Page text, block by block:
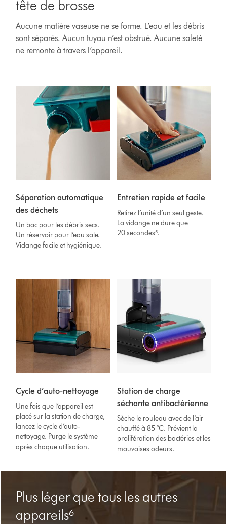
tête de brosse
Aucune matière vaseuse ne se forme. L’eau et les débris
sont séparés. Aucun tuyau n’est obstrué. Aucune saleté
ne remonte à travers l’appareil.
Séparation automatique
des déchets
Un bac pour les débris secs.
Un réservoir pour l’eau sale.
Vidange facile et hygiénique.
Entretien rapide et facile
Retirez l’unité d’un seul geste.
La vidange ne dure que
20 secondes⁵.
Cycle d’auto-nettoyage
Une fois que l’appareil est
placé sur la station de charge,
lancez le cycle d’auto-
nettoyage. Purge le système
après chaque utilisation.
Station de charge
séchante antibactérienne
Sèche le rouleau avec de l’air
chauffé à 85 °C. Prévient la
prolifération des bactéries et les
mauvaises odeurs.
Plus léger que tous les autres
appareils⁶